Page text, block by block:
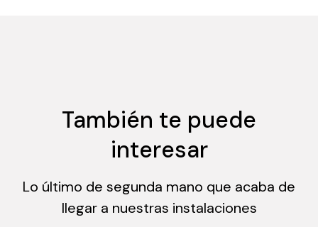
También te puede
interesar
Lo último de segunda mano que acaba de
llegar a nuestras instalaciones